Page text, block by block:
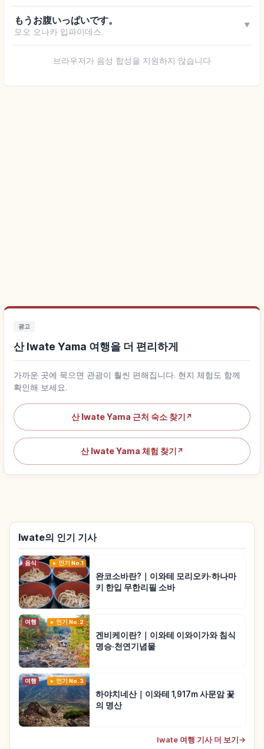
もうお腹いっぱいです。
모오 오나카 입파이데스.
▼
브라우저가 음성 합성을 지원하지 않습니다
광고
산 Iwate Yama 여행을 더 편리하게
가까운 곳에 묵으면 관광이 훨씬 편해집니다. 현지 체험도 함께
확인해 보세요.
산 Iwate Yama 근처 숙소 찾기 ↗
산 Iwate Yama 체험 찾기 ↗
Iwate의 인기 기사
음식 인기 No.1
완코소바란?｜이와테 모리오카·하나마
키 한입 무한리필 소바
여행 인기 No.2
겐비케이란?｜이와테 이와이가와 침식
명승·천연기념물
여행 인기 No.3
하야치네산｜이와테 1,917m 사문암 꽃
의 명산
Iwate 여행 기사 더 보기 →